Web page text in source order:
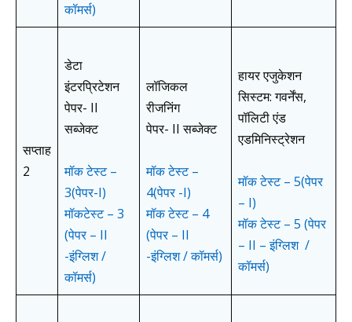
कॉमर्स)
सप्ताह
2
डेटा
इंटरप्रिटेशन
पेपर- II
सब्जेक्ट
मॉक टेस्ट –
3(पेपर-I)
मॉकटेस्ट – 3
(पेपर – II
-इंग्लिश /
कॉमर्स)
लॉजिकल
रीजनिंग
पेपर- II सब्जेक्ट
मॉक टेस्ट –
4(पेपर -I)
मॉक टेस्ट – 4
(पेपर – II
-इंग्लिश / कॉमर्स)
हायर एजुकेशन
सिस्टम: गवर्नेंस,
पॉलिटी एंड
एडमिनिस्ट्रेशन
मॉक टेस्ट – 5(पेपर
– I)
मॉक टेस्ट – 5 (पेपर
– II – इंग्लिश /
कॉमर्स)